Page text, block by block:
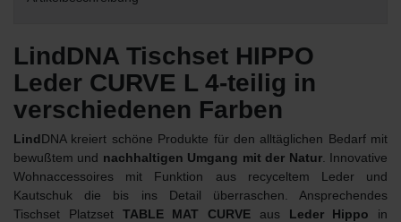
LindDNA Tischset HIPPO
Leder CURVE L 4-teilig in
verschiedenen Farben
LindDNA kreiert schöne Produkte für den alltäglichen Bedarf mit
bewußtem und nachhaltigen Umgang mit der Natur. Innovative
Wohnaccessoires mit Funktion aus recyceltem Leder und
Kautschuk die bis ins Detail überraschen. Ansprechendes
Tischset Platzset TABLE MAT CURVE aus Leder Hippo in